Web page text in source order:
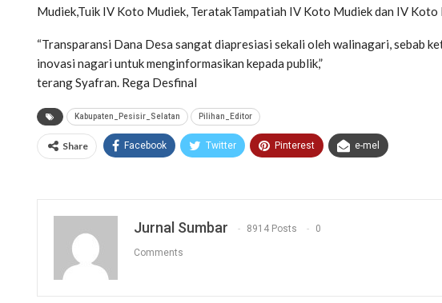
Mudiek,Tuik IV Koto Mudiek, TeratakTampatiah IV Koto Mudiek dan IV Koto
“Transparansi Dana Desa sangat diapresiasi sekali oleh walinagari, sebab
inovasi nagari untuk menginformasikan kepada publik,”
terang Syafran. Rega Desfinal
Kabupaten_Pesisir_Selatan Pilihan_Editor
Share Facebook Twitter Pinterest e-mel
Jurnal Sumbar 8914 Posts 0
Comments